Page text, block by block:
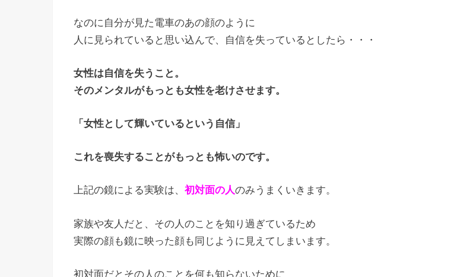
なのに自分が見た電車のあの顔のように
人に見られていると思い込んで、自信を失っているとしたら・・・
女性は自信を失うこと。
そのメンタルがもっとも女性を老けさせます。
「女性として輝いているという自信」
これを喪失することがもっとも怖いのです。
上記の鏡による実験は、 初対面の人のみうまくいきます。
家族や友人だと、その人のことを知り過ぎているため
実際の顔も鏡に映った顔も同じように見えてしまいます。
初対面だとその人のことを何も知らないために